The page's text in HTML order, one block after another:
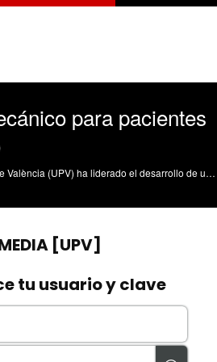
para pacientes
La Universitat Politècnica de València (UPV) ha liderado el desarrollo de un nuevo ventilador mecánico, listo ya para su rápida producción industrial, con el objetivo de favorecer el tratamiento en los hospitales de pacientes afectados con COVID-19. Junto al equipo de la UPV, han participado investigadores del Instituto de Biomecánica de Valencia (IBV) y el Instituto Tecnológico AIDIMME. Además, en el desarrollo del nuevo ventilador también han colaborado expertos en tecnología de ventilación mecánica respiratoria, en concreto, Daniel Navajas y Ramón Farré, doctores del Centro de Investigación Biomédica en Red de Enfermedades Respiratorias (CIBERES)-Universitat de Barcelona, y Rafael Badenes, del Grupo de Investigación en Anestesia del Instituto de Investigación Sanitaria (INCLIVA) del Hospital Clínico de Valencia, jefe de sección de Anestesia en el mismo, y coordinador de Transplantes de la provincia de Valencia. La insuficiencia respiratoria es uno de los síntomas asociados con COVID-19, y se estima que entre un 3 y un 7%% de los infectados con el virus requerirán sistemas de ventilación mecánica. “Con la incidencia de esta pandemia”, afirma Javier Saiz, director del Centro de Investigación e Innovación en Bioingeniería (Ci2B) de la Universitat Politècnica de València y coordinador del equipo de trabajo que ha desarrollado el ventilador, “el sistema sanitario puede verse desbordado. Por ello, nuestro trabajo quiere contribuir a aumentar el número de ventiladores disponibles en los hospitales. El equipo ya está validado en el laboratorio y listo para producirse a gran escala cuando se obtenga el permiso de la Agencia Española de Medicamentos y Productos Sanitarios”.